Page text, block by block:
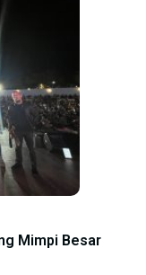
Mimpi Besar